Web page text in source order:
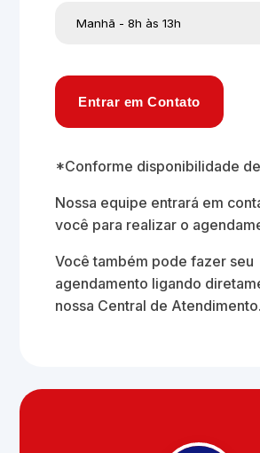
Entrar em Contato
*Conforme disponibilidade
Nossa equipe entrará em
você para realizar o
Você também pode fazer seu
agendamento ligando
nossa Central de Atendimento.